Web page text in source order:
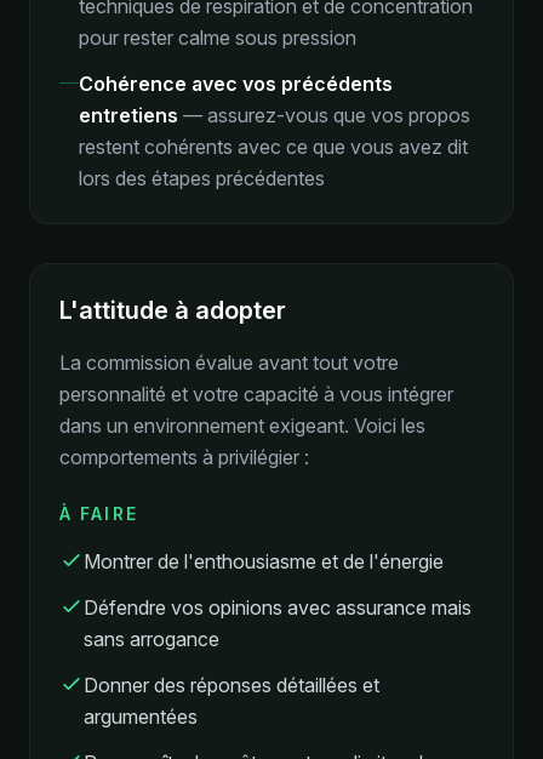
techniques de respiration et de concentration
pour rester calme sous pression
Cohérence avec vos précédents
entretiens — assurez-vous que vos propos
restent cohérents avec ce que vous avez dit
lors des étapes précédentes
L'attitude à adopter
La commission évalue avant tout votre
personnalité et votre capacité à vous intégrer
dans un environnement exigeant. Voici les
comportements à privilégier :
À FAIRE
Montrer de l'enthousiasme et de l'énergie
Défendre vos opinions avec assurance mais
sans arrogance
Donner des réponses détaillées et
argumentées